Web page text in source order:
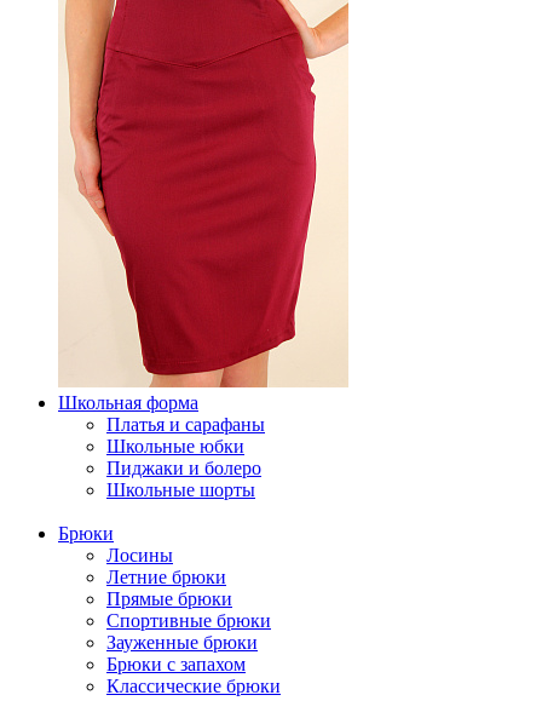
Школьная форма
Платья и сарафаны
Школьные юбки
Пиджаки и болеро
Школьные шорты
Брюки
Лосины
Летние брюки
Прямые брюки
Спортивные брюки
Зауженные брюки
Брюки с запахом
Классические брюки